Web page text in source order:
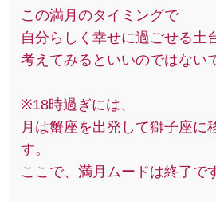
この満月のタイミングで
自分らしく幸せに過ごせる土
考えてみるといいのではない
※18時過ぎには、
月は蟹座を出発して獅子座に
す。
ここで、満月ムードは終了で